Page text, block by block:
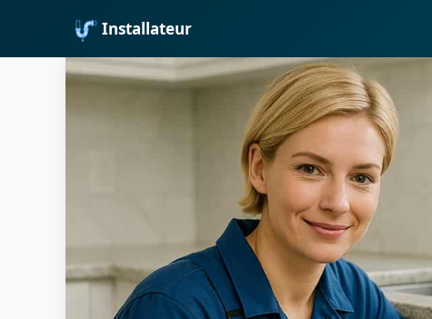
Installateur